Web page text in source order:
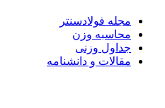
مجله فولادسنتر
محاسبه وزن
جداول وزنی
مقالات و دانشنامه